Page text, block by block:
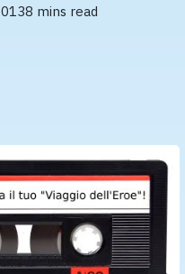
8 mins read